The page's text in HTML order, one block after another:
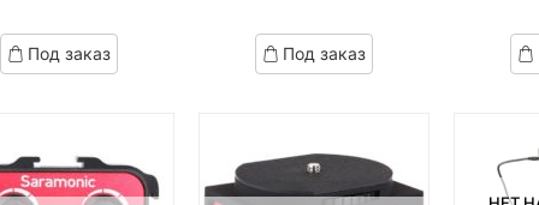
based
onПод заказ
based
onПод заказ